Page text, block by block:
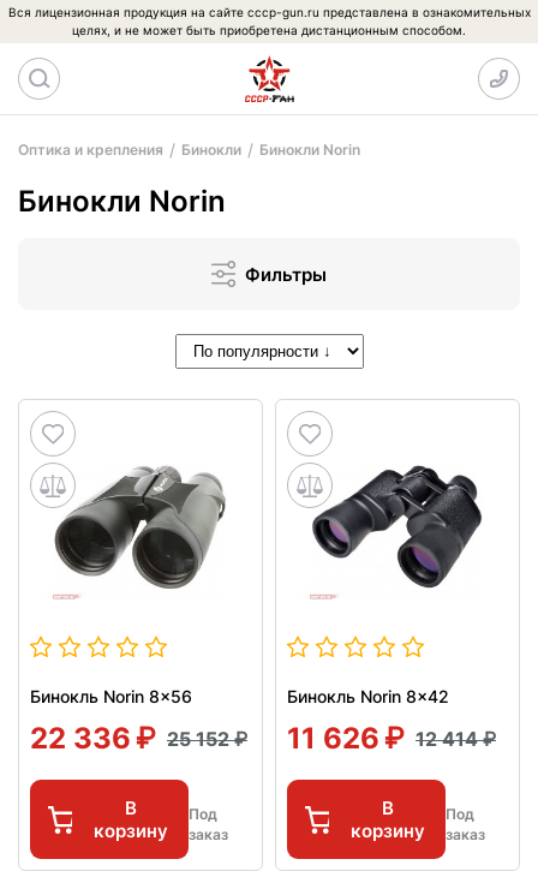
Вся лицензионная продукция на сайте cccp-gun.ru представлена в ознакомительных
целях, и не может быть приобретена дистанционным способом.
Оптика и крепления Бинокли Бинокли Norin
Бинокли Norin
Фильтры
Бинокль Norin 8x56
22 336 25 152
В
корзину
Под
заказ
Бинокль Norin 8x42
11 626 12 414
В
корзину
Под
заказ